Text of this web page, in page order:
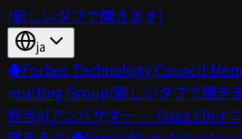
(新しいタブで開きます)
ja
◆Forbes Technology Council
nsulting Group(新しいタブで開き
担当AIアンバサダー — Osez l’IAイ